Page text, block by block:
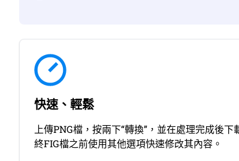
快速、輕鬆
上傳PNG檔，按兩下“轉換”，並在處理完成後下
終FIG檔之前使用其他選項快速修改其內容。